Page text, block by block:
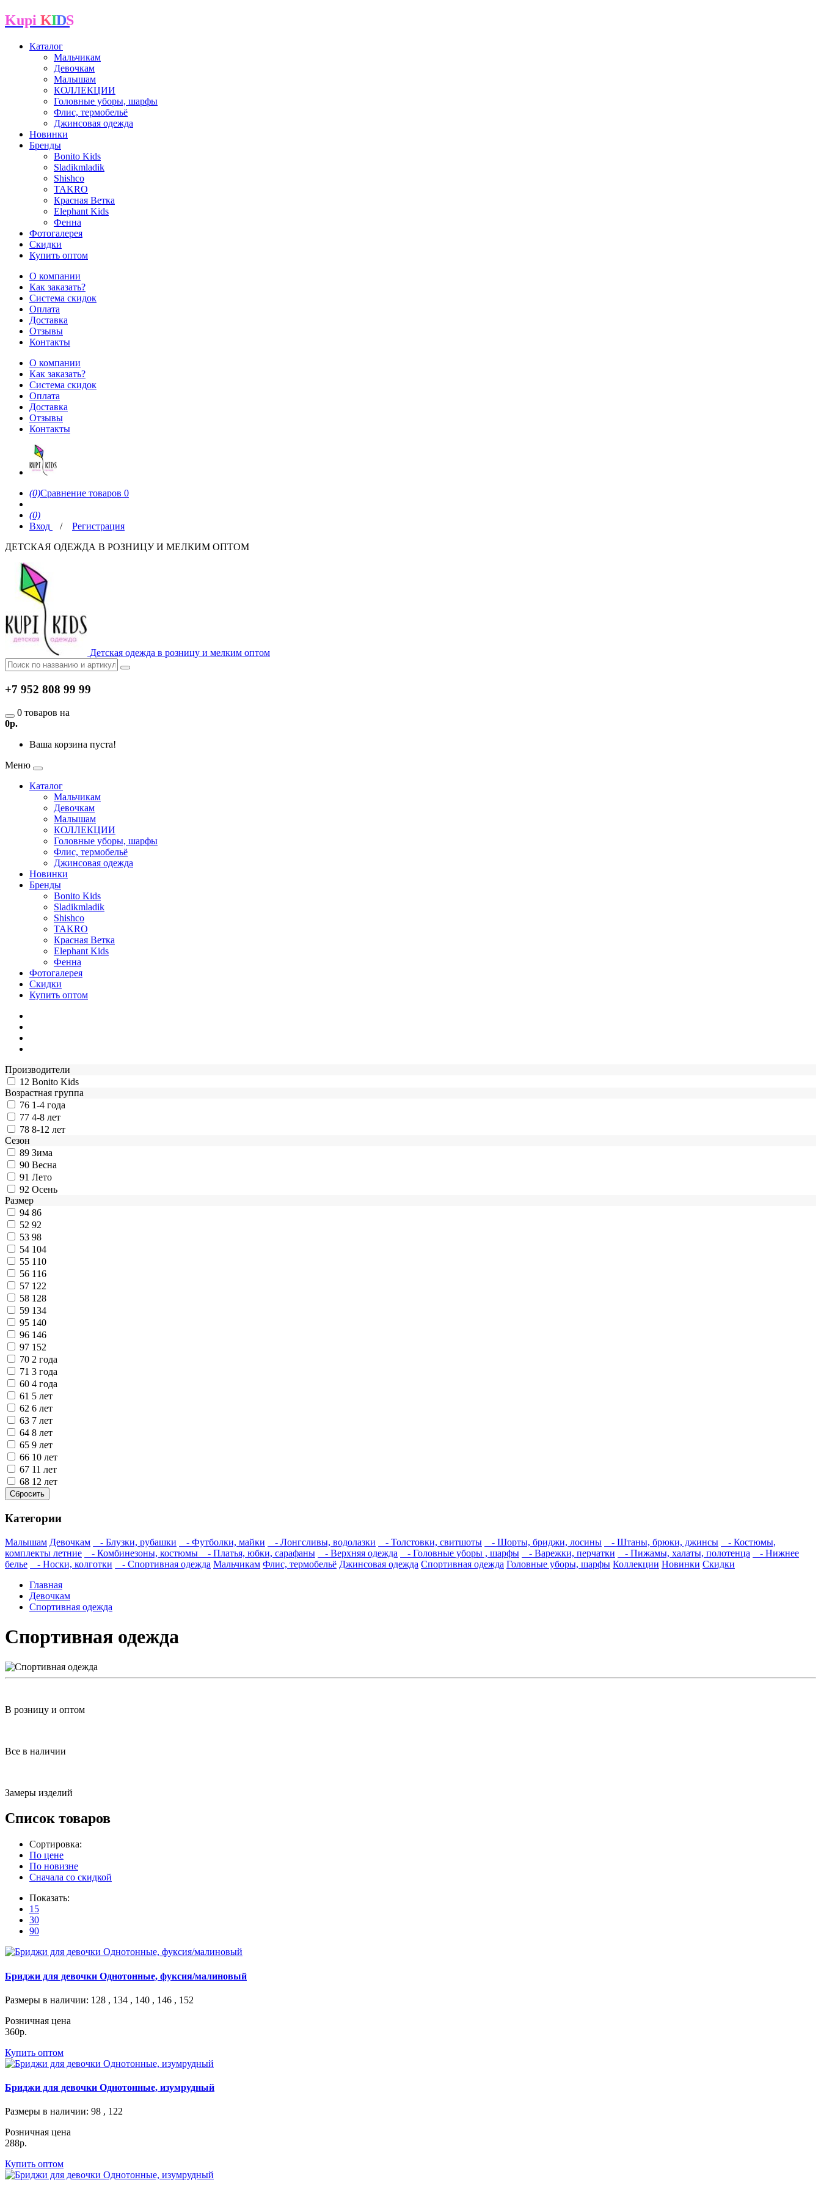
Kupi K I D S
Каталог
Мальчикам
Девочкам
Малышам
КОЛЛЕКЦИИ
Головные уборы, шарфы
Флис, термобельё
Джинсовая одежда
Новинки
Бренды
Bonito Kids
Sladikmladik
Shishco
TAKRO
Красная Ветка
Elephant Kids
Фенна
Фотогалерея
Скидки
Купить оптом
О компании
Как заказать?
Система скидок
Оплата
Доставка
Отзывы
Контакты
О компании
Как заказать?
Система скидок
Оплата
Доставка
Отзывы
Контакты
(0)Сравнение товаров 0
(0)
Вход
/
Регистрация
ДЕТСКАЯ ОДЕЖДА В РОЗНИЦУ И МЕЛКИМ ОПТОМ
Детская одежда в розницу и мелким оптом
+7 952 808 99 99
0 товаров на
0р.
Ваша корзина пуста!
Меню
Каталог
Мальчикам
Девочкам
Малышам
КОЛЛЕКЦИИ
Головные уборы, шарфы
Флис, термобельё
Джинсовая одежда
Новинки
Бренды
Bonito Kids
Sladikmladik
Shishco
TAKRO
Красная Ветка
Elephant Kids
Фенна
Фотогалерея
Скидки
Купить оптом
Производители
12 Bonito Kids
Возрастная группа
76 1-4 года
77 4-8 лет
78 8-12 лет
Сезон
89 Зима
90 Весна
91 Лето
92 Осень
Размер
94 86
52 92
53 98
54 104
55 110
56 116
57 122
58 128
59 134
95 140
96 146
97 152
70 2 года
71 3 года
60 4 года
61 5 лет
62 6 лет
63 7 лет
64 8 лет
65 9 лет
66 10 лет
67 11 лет
68 12 лет
Категории
Малышам Девочкам - Блузки, рубашки - Футболки, майки - Лонгсливы, водолазки - Толстовки, свитшоты - Шорты, бриджи, лосины - Штаны, брюки, джинсы
- Костюмы,
комплекты летние
- Комбинезоны, костюмы - Платья, юбки, сарафаны - Верхняя одежда - Головные уборы , шарфы - Варежки, перчатки - Пижамы, халаты, полотенца
- Нижнее
белье
- Носки, колготки - Спортивная одежда Мальчикам Флис, термобельё Джинсовая одежда Спортивная одежда Головные уборы, шарфы Коллекции Новинки Скидки
Главная
Девочкам
Спортивная одежда
Спортивная одежда
В розницу и оптом
Все в наличии
Замеры изделий
Список товаров
Сортировка:
По цене
По новизне
Сначала со скидкой
Показать:
15
30
90
Бриджи для девочки Однотонные, фуксия/малиновый
Размеры в наличии: 128 , 134 , 140 , 146 , 152
Розничная цена
360р.
Купить оптом
Бриджи для девочки Однотонные, изумрудный
Размеры в наличии: 98 , 122
Розничная цена
288р.
Купить оптом